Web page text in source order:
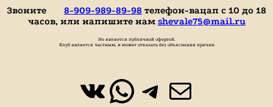
Звоните 8-909-989-89-98 телефон-вацап с 10 до 18
часов, или напишите нам shevale75@mail.ru
Не является публичной офертой.
Клуб является частным, и может отказать без объяснения причин
ВКонтакте
WhatsApp
https://
Почта